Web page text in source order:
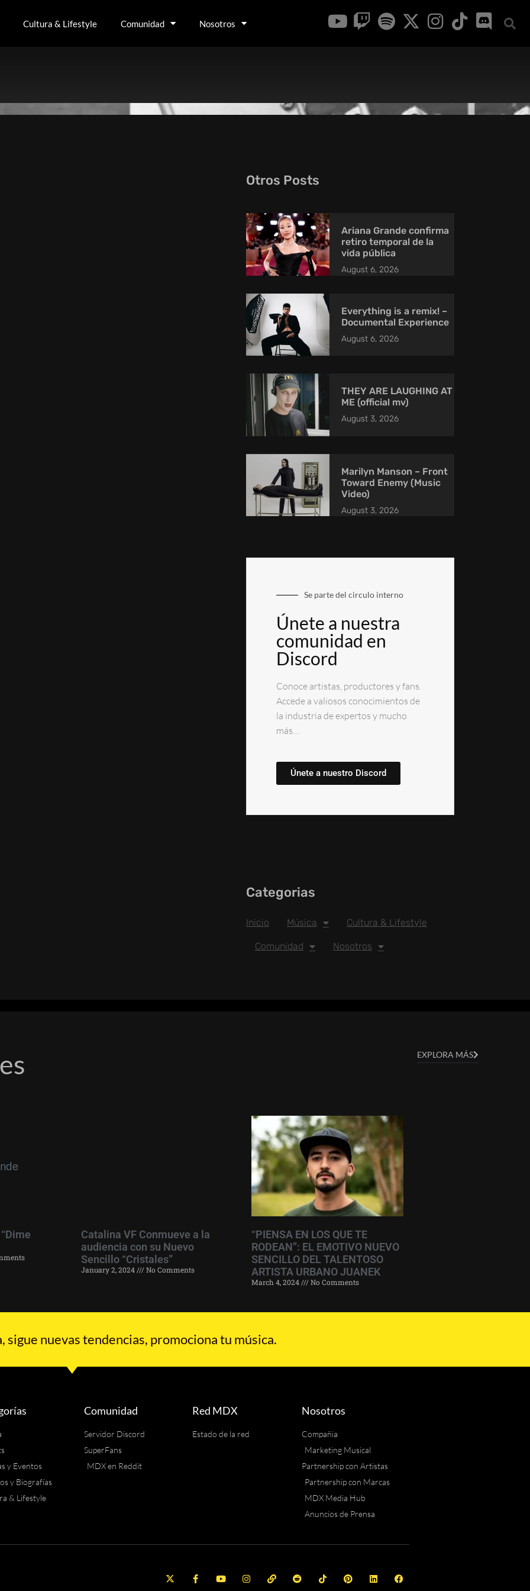
Cultura & Lifestyle Comunidad Nosotros
Otros Posts
Ariana Grande confirma
retiro temporal de la
vida pública
August 6, 2026
Everything is a remix! –
Documental Experience
August 6, 2026
THEY ARE LAUGHING AT
ME (official mv)
August 3, 2026
Marilyn Manson – Front
Toward Enemy (Music
Video)
August 3, 2026
Se parte del circulo interno
Únete a nuestra
comunidad en
Discord
Conoce artistas, productores y fans.
Accede a valiosos conocimientos de
la industria de expertos y mucho
más…
Únete a nuestro Discord
Categorias
Inicio Música Cultura & Lifestyle
Comunidad Nosotros
EXPLORA MÁS
Catalina VF Conmueve a la
audiencia con su Nuevo
Sencillo “Cristales”
January 2, 2024 No Comments
“PIENSA EN LOS QUE TE
RODEAN”: EL EMOTIVO NUEVO
SENCILLO DEL TALENTOSO
ARTISTA URBANO JUANEK
March 4, 2024 No Comments
sigue nuevas tendencias, promociona tu música.
y Eventos
y Biografías
& Lifestyle
Comunidad
Servidor Discord
SuperFans
MDX en Reddit
Red MDX
Estado de la red
Nosotros
Compañia
Marketing Musical
Partnership con Artistas
Partnership con Marcas
MDX Media Hub
Anuncios de Prensa